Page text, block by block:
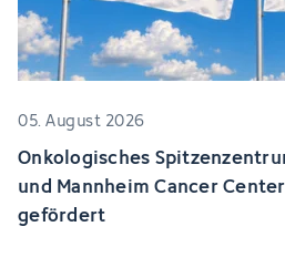
05. August 2026
Onkologisches
und Mannheim Cancer
gefördert